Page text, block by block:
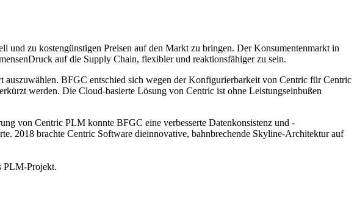
zu kostengünstigen Preisen auf den Markt zu bringen. Der Konsumentenmarkt in
auf die Supply Chain, flexibler und reaktionsfähiger zu sein.
auszuwählen. BFGC entschied sich wegen der Konfigurierbarkeit von Centric für Centric
werden. Die Cloud-basierte Lösung von Centric ist ohne Leistungseinbußen
von Centric PLM konnte BFGC eine verbesserte Datenkonsistenz und -
2018 brachte Centric Software dieinnovative, bahnbrechende Skyline-Architektur auf
PLM-Projekt.